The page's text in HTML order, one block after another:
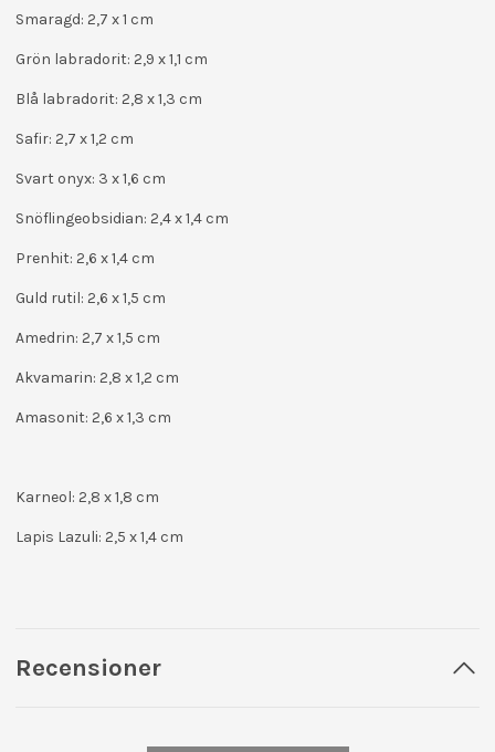
Smaragd: 2,7 x 1 cm
Grön labradorit: 2,9 x 1,1 cm
Blå labradorit: 2,8 x 1,3 cm
Safir: 2,7 x 1,2 cm
Svart onyx: 3 x 1,6 cm
Snöflingeobsidian: 2,4 x 1,4 cm
Prenhit: 2,6 x 1,4 cm
Guld rutil: 2,6 x 1,5 cm
Amedrin: 2,7 x 1,5 cm
Akvamarin: 2,8 x 1,2 cm
Amasonit: 2,6 x 1,3 cm
Karneol: 2,8 x 1,8 cm
Lapis Lazuli: 2,5 x 1,4 cm
Recensioner